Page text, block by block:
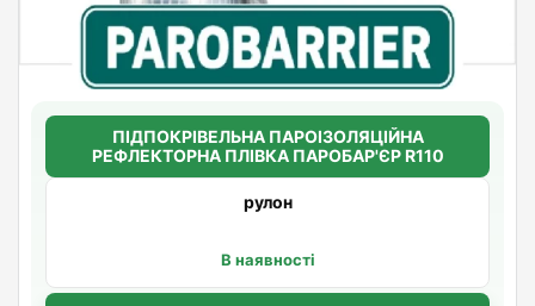
ПІДПОКРІВЕЛЬНА ПАРОІЗОЛЯЦІЙНА
РЕФЛЕКТОРНА ПЛІВКА ПАРОБАР'ЄР R110
рулон
В наявності